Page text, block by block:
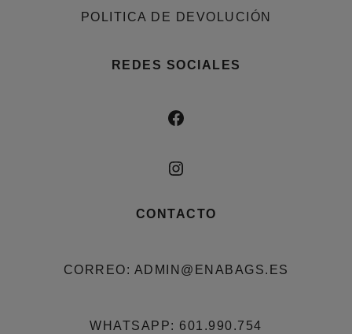
POLITICA DE DEVOLUCIÓN
REDES SOCIALES
FACEBOOK
INSTAGRAM
CONTACTO
CORREO: ADMIN@ENABAGS.ES
WHATSAPP: 601.990.754